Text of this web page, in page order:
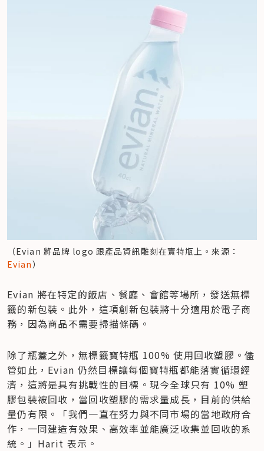
（Evian 將品牌 logo 跟產品資訊雕刻在寶特瓶上。來源：
Evian）
Evian 將在特定的飯店、餐廳、會館等場所，發送無標
籤的新包裝。此外，這項創新包裝將十分適用於電子商
務，因為商品不需要掃描條碼。
除了瓶蓋之外，無標籤寶特瓶 100% 使用回收塑膠。儘
管如此，Evian 仍然目標讓每個寶特瓶都能落實循環經
濟，這將是具有挑戰性的目標。現今全球只有 10% 塑
膠包裝被回收，當回收塑膠的需求量成長，目前的供給
量仍有限。「我們一直在努力與不同市場的當地政府合
作，一同建造有效果、高效率並能廣泛收集並回收的系
統。」Harit 表示。